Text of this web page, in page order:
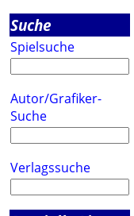
Suche
Spielsuche
Autor/Grafiker-
Suche
Verlagssuche